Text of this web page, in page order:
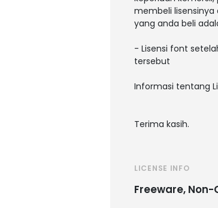
membeli lisensinya
yang anda beli
- Lisensi font
tersebut
Informasi tentang
Terima kasih.
LICENSE INFO
Freeware,